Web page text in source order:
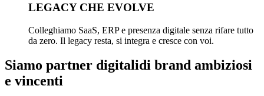
LEGACY CHE EVOLVE
Colleghiamo SaaS, ERP e presenza digitale senza rifare tutto
da zero. Il legacy resta, si integra e cresce con voi.
Siamo partner digitalidi brand ambiziosi
e vincenti